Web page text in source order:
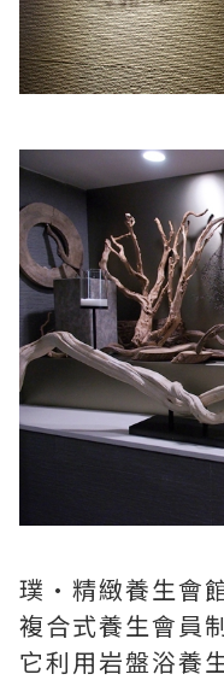
璞·精緻養生會
複合式養生會員
它利用岩盤浴養